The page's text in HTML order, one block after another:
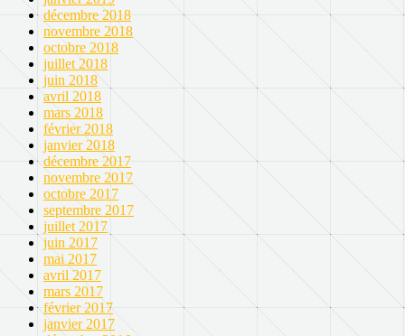
décembre 2018
novembre 2018
octobre 2018
juillet 2018
juin 2018
avril 2018
mars 2018
février 2018
janvier 2018
décembre 2017
novembre 2017
octobre 2017
septembre 2017
juillet 2017
juin 2017
mai 2017
avril 2017
mars 2017
février 2017
janvier 2017